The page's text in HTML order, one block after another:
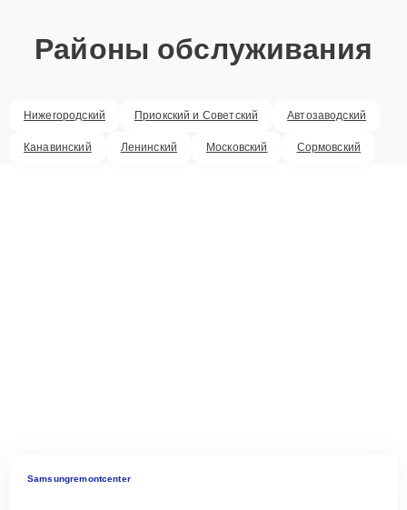
Районы обслуживания
Нижегородский Приокский и Советский Автозаводский
Канавинский Ленинский Московский Сормовский
Samsungremontcenter